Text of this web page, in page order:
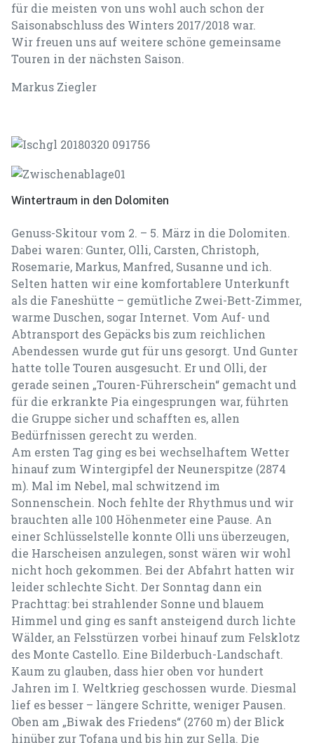
für die meisten von uns wohl auch schon der
Saisonabschluss des Winters 2017/2018 war.
Wir freuen uns auf weitere schöne gemeinsame
Touren in der nächsten Saison.
Markus Ziegler
Wintertraum in den Dolomiten
Genuss-Skitour vom 2. – 5. März in die Dolomiten.
Dabei waren: Gunter, Olli, Carsten, Christoph,
Rosemarie, Markus, Manfred, Susanne und ich.
Selten hatten wir eine komfortablere Unterkunft
als die Faneshütte – gemütliche Zwei-Bett-Zimmer,
warme Duschen, sogar Internet. Vom Auf- und
Abtransport des Gepäcks bis zum reichlichen
Abendessen wurde gut für uns gesorgt. Und Gunter
hatte tolle Touren ausgesucht. Er und Olli, der
gerade seinen „Touren-Führerschein“ gemacht und
für die erkrankte Pia eingesprungen war, führten
die Gruppe sicher und schafften es, allen
Bedürfnissen gerecht zu werden.
Am ersten Tag ging es bei wechselhaftem Wetter
hinauf zum Wintergipfel der Neunerspitze (2874
m). Mal im Nebel, mal schwitzend im
Sonnenschein. Noch fehlte der Rhythmus und wir
brauchten alle 100 Höhenmeter eine Pause. An
einer Schlüsselstelle konnte Olli uns überzeugen,
die Harscheisen anzulegen, sonst wären wir wohl
nicht hoch gekommen. Bei der Abfahrt hatten wir
leider schlechte Sicht. Der Sonntag dann ein
Prachttag: bei strahlender Sonne und blauem
Himmel und ging es sanft ansteigend durch lichte
Wälder, an Felsstürzen vorbei hinauf zum Felsklotz
des Monte Castello. Eine Bilderbuch-Landschaft.
Kaum zu glauben, dass hier oben vor hundert
Jahren im I. Weltkrieg geschossen wurde. Diesmal
lief es besser – längere Schritte, weniger Pausen.
Oben am „Biwak des Friedens“ (2760 m) der Blick
hinüber zur Tofana und bis hin zur Sella. Die